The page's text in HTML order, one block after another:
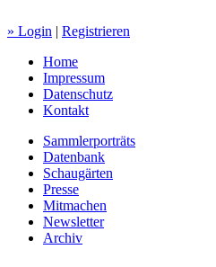
» Login | Registrieren
Home
Impressum
Datenschutz
Kontakt
Sammlerporträts
Datenbank
Schaugärten
Presse
Mitmachen
Newsletter
Archiv